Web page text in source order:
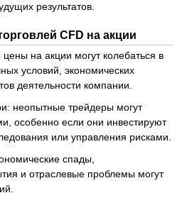
результатов.
CFD на акции
на акции могут колебаться в
условий, экономических
деятельности компании.
неопытные трейдеры могут
особенно если они инвестируют
или управления рисками.
спады,
и отраслевые проблемы могут